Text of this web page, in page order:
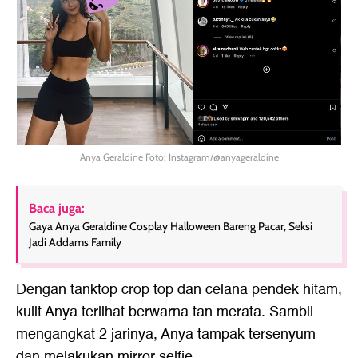
Anya Geraldine Foto: Instagram/@anyageraldine
Baca juga:
Gaya Anya Geraldine Cosplay Halloween Bareng Pacar, Seksi
Jadi Addams Family
Dengan tanktop crop top dan celana pendek hitam,
kulit Anya terlihat berwarna tan merata. Sambil
mengangkat 2 jarinya, Anya tampak tersenyum